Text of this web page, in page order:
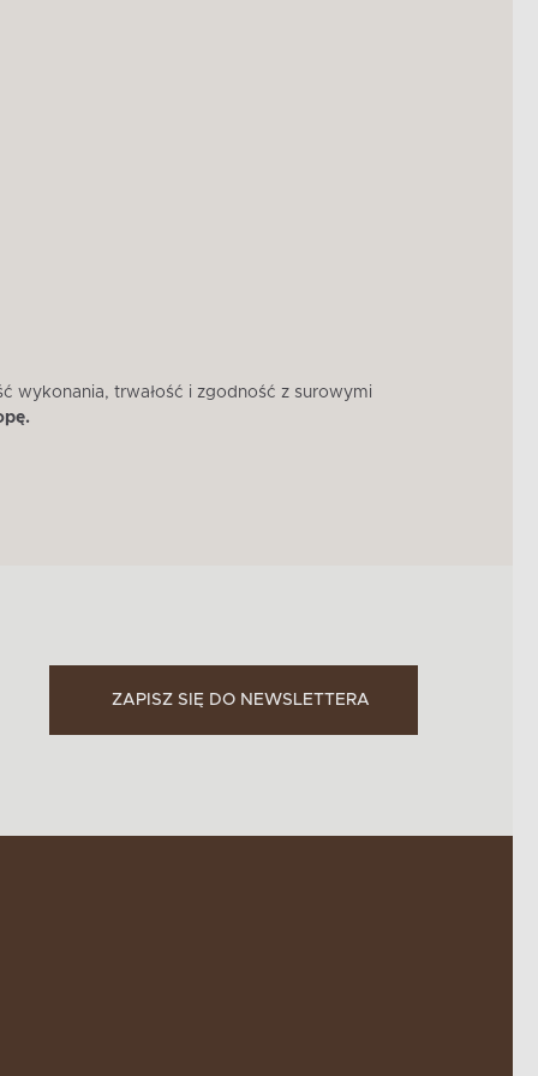
wykonania, trwałość i zgodność z surowymi
ZAPISZ SIĘ DO NEWSLETTERA